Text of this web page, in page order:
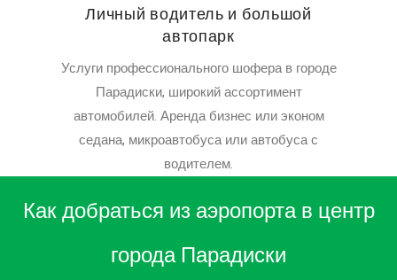
Личный водитель и большой
автопарк
Услуги профессионального шофера в городе
Парадиски, широкий ассортимент
автомобилей. Аренда бизнес или эконом
седана, микроавтобуса или автобуса с
водителем.
Как добраться из аэропорта в центр
города Парадиски